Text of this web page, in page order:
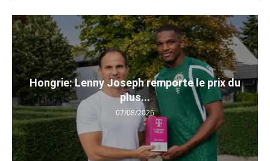
Hongrie: Lenny Joseph remporte le prix du
plus...
07/08/2026